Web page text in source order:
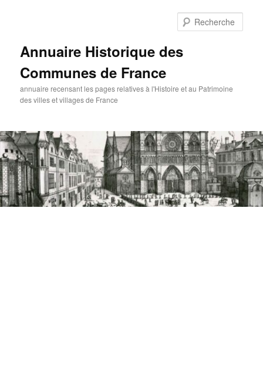
Annuaire Historique des
Communes de France
annuaire recensant les pages relatives à l'Histoire et au Patrimoine
des villes et villages de France